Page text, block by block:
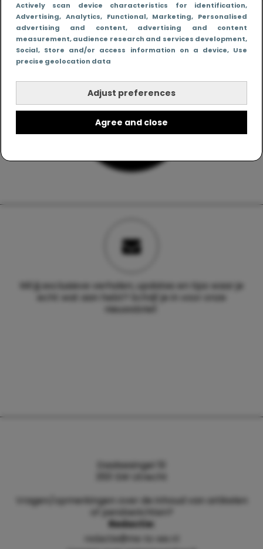
Actively scan device characteristics for identification,
Advertising, Analytics, Functional, Marketing, Personalised
advertising and content, advertising and content
measurement, audience research and services development,
Social, Store and/or access information on a device, Use
precise geolocation data
Adjust preferences
Agree and close
Wil jij exclusieve verhalen, updates en tips waar je
echt wat aan hebt? Schrijf je in voor onze
nieuwsbrief.
Daalsesingel 51
3511 SW Utrecht
Vragen/opmerkingen over de inhoud van artikelen
of persberichten?
Redactie:
redactie@me-to-we.nl